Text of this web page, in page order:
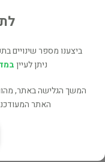
25 ₪
ביצענו מספר שינויים
ניתן לעיין
המשך הגלישה באתר,
האתר